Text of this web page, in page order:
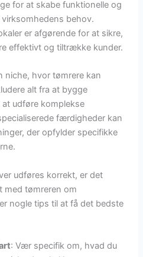
for at skabe funktionelle og
behov.
er afgørende for at sikre,
effektivt og tiltrække kunder.
niche, hvor tømrere kan
alt fra at bygge
udføre komplekse
færdigheder kan
der opfylder specifikke
udføres korrekt, er det
med tømreren om
nogle tips til at få det bedste
: Vær specifik om, hvad du